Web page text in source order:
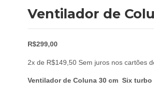
Ventilador de
R$299,00
2x de R$149,50 Sem juros nos cartões
Ventilador de Coluna 30 cm Six turbo